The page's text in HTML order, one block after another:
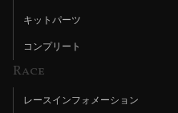
キットパーツ
コンプリート
Race
レースインフォメーション